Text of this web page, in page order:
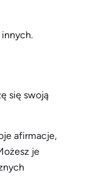
się swoją
afirmacje,
je